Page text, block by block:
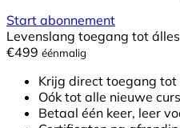
Start abonnement
Levenslang toegang tot álles
€499 éénmalig
Krijg direct toegang tot
Oók tot alle nieuwe
Betaal één keer, leer